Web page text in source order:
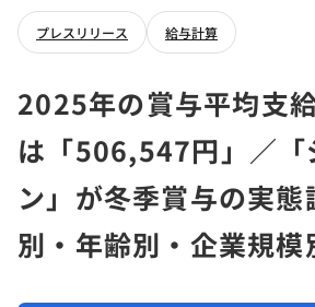
プレスリリース 給与計算
2025年の賞与平均支
は「506,547円」／「
ン」が冬季賞与の実態
別・年齢別・企業規模